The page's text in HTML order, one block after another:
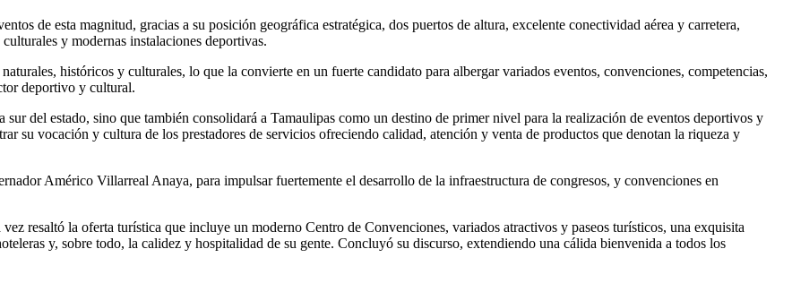
de esta magnitud, gracias a su posición geográfica estratégica, dos puertos de altura, excelente conectividad aérea y carretera,
y modernas instalaciones deportivas.
históricos y culturales, lo que la convierte en un fuerte candidato para albergar variados eventos, convenciones, competencias,
deportivo y cultural.
del estado, sino que también consolidará a Tamaulipas como un destino de primer nivel para la realización de eventos deportivos y
su vocación y cultura de los prestadores de servicios ofreciendo calidad, atención y venta de productos que denotan la riqueza y
Américo Villarreal Anaya, para impulsar fuertemente el desarrollo de la infraestructura de congresos, y convenciones en
resaltó la oferta turística que incluye un moderno Centro de Convenciones, variados atractivos y paseos turísticos, una exquisita
y, sobre todo, la calidez y hospitalidad de su gente. Concluyó su discurso, extendiendo una cálida bienvenida a todos los